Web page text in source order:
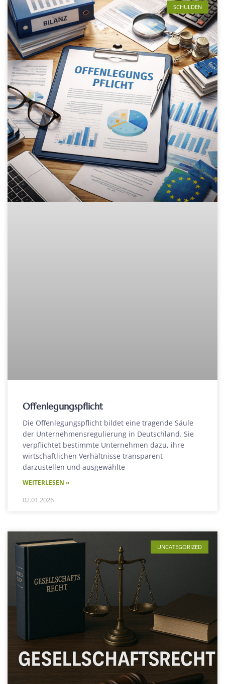
SCHULDEN
Offenlegungspflicht
Die Offenlegungspflicht bildet eine tragende Säule
der Unternehmensregulierung in Deutschland. Sie
verpflichtet bestimmte Unternehmen dazu, ihre
wirtschaftlichen Verhältnisse transparent
darzustellen und ausgewählte
WEITERLESEN »
02.01.2026
UNCATEGORIZED